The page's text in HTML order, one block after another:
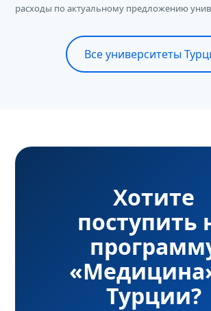
расходы по актуальному предложению
Все университеты
Хотите
поступить
Турции?